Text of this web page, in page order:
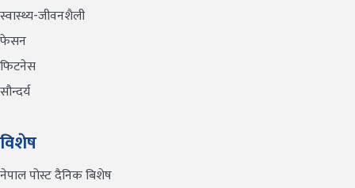
स्वास्थ्य-जीवनशैली
फेसन
फिटनेस
सौन्दर्य
विशेष
नेपाल पोस्ट दैनिक बिशेष